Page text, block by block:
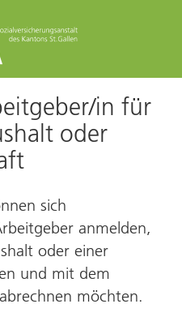
in für
oder
sich
anmelden,
oder einer
und mit dem
möchten.